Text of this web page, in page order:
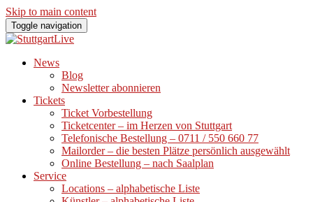
Skip to main content
Toggle navigation
News
Blog
Newsletter abonnieren
Tickets
Ticket Vorbestellung
Ticketcenter – im Herzen von Stuttgart
Telefonische Bestellung – 0711 / 550 660 77
Mailorder – die besten Plätze persönlich ausgewählt
Online Bestellung – nach Saalplan
Service
Locations – alphabetische Liste